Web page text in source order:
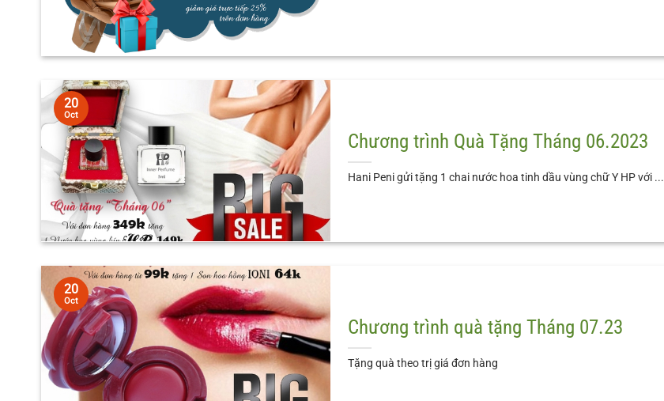
Chương trình Quà Tặng Tháng 06.2023
Hani Peni gửi tặng 1 chai nước hoa tinh dầu vùng chữ Y HP với ...
20
Oct
Chương trình quà tặng Tháng 07.23
Tặng quà theo trị giá đơn hàng
20
Oct